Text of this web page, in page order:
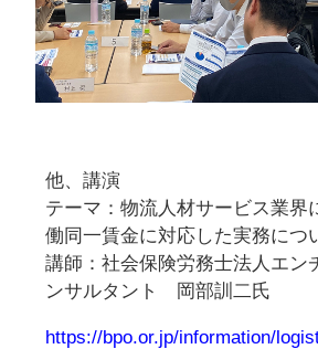
他、講演
テーマ：物流人材サービス業界
働同一賃金に対応した実務につ
講師：社会保険労務士法人エ
ンサルタント 岡部訓二氏
https://bpo.or.jp/information/